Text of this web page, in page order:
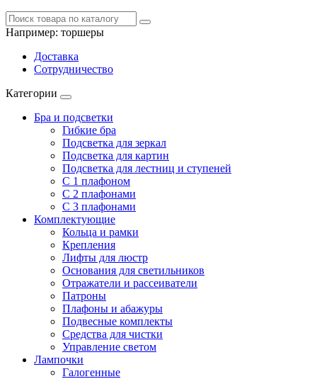
Например: торшеры
Доставка
Сотрудничество
Категории
Бра и подсветки
Гибкие бра
Подсветка для зеркал
Подсветка для картин
Подсветка для лестниц и ступеней
С 1 плафоном
С 2 плафонами
С 3 плафонами
Комплектующие
Кольца и рамки
Крепления
Лифты для люстр
Основания для светильников
Отражатели и рассеиватели
Патроны
Плафоны и абажуры
Подвесные комплекты
Средства для чистки
Управление светом
Лампочки
Галогенные